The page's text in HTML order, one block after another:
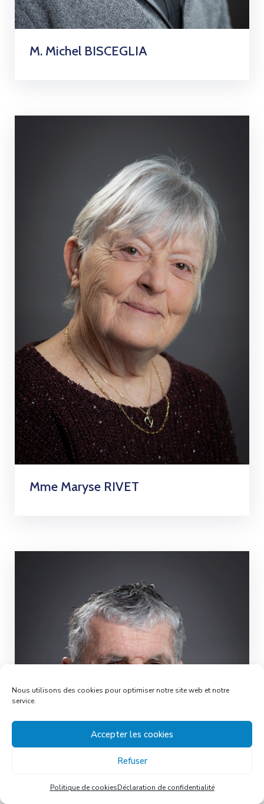
Nous utilisons des cookies pour optimiser notre site web et notre
service.
Accepter les cookies
Refuser
Politique de cookiesDéclaration de confidentialité
M. Michel BISCEGLIA
Mme Maryse RIVET